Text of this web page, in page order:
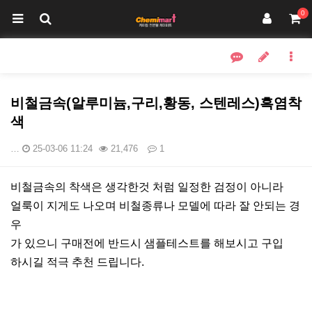
0
비철금속(알루미늄,구리,황동, 스텐레스)흑염착
색
… 25-03-06 11:24 21,476 1
본문
비철금속의 착색은 생각한것 처럼 일정한 검정이 아니라
얼룩이 지게도 나오며 비철종류나 모델에 따라 잘 안되는 경
우
가 있으니 구매전에 반드시 샘플테스트를 해보시고 구입
하시길 적극 추천 드립니다.